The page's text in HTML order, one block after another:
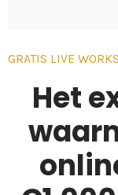
GRATIS LIVE
Het